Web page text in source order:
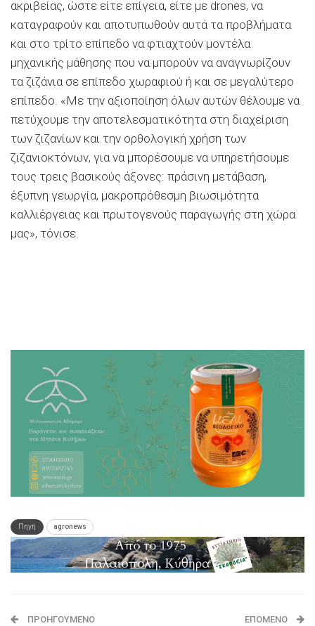
ακριβείας, ώστε είτε επίγεια, είτε µε drones, να
καταγραφούν και αποτυπωθούν αυτά τα προβλήµατα
και στο τρίτο επίπεδο να φτιαχτούν µοντέλα
µηχανικής µάθησης που να µπορούν να αναγνωρίζουν
τα ζιζάνια σε επίπεδο χωραφιού ή και σε µεγαλύτερο
επίπεδο. «Με την αξιοποίηση όλων αυτών θέλουµε να
πετύχουµε την αποτελεσµατικότητα στη διαχείριση
των ζιζανίων και την ορθολογική χρήση των
ζιζανιοκτόνων, για να µπορέσουµε να υπηρετήσουµε
τους τρεις βασικούς άξονες: πράσινη µετάβαση,
έξυπνη γεωργία, µακροπρόθεσµη βιωσιµότητα
καλλιέργειας και πρωτογενούς παραγωγής στη χώρα
µας», τόνισε.
Πηγή agronews
ΠΡΟΗΓΟΎΜΕΝΟ ΕΠΌΜΕΝΟ